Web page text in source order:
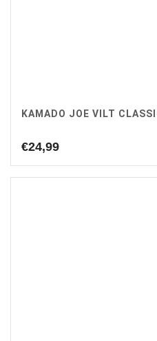
KAMADO JOE VILT
€24,99